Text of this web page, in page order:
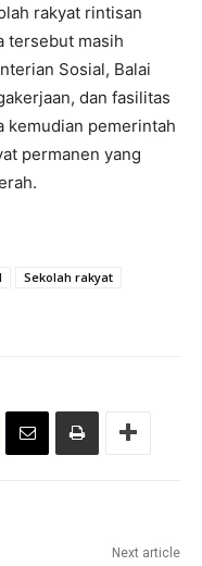
rakyat rintisan
tersebut masih
Sosial, Balai
dan fasilitas
kemudian pemerintah
permanen yang
Sekolah rakyat
Next article